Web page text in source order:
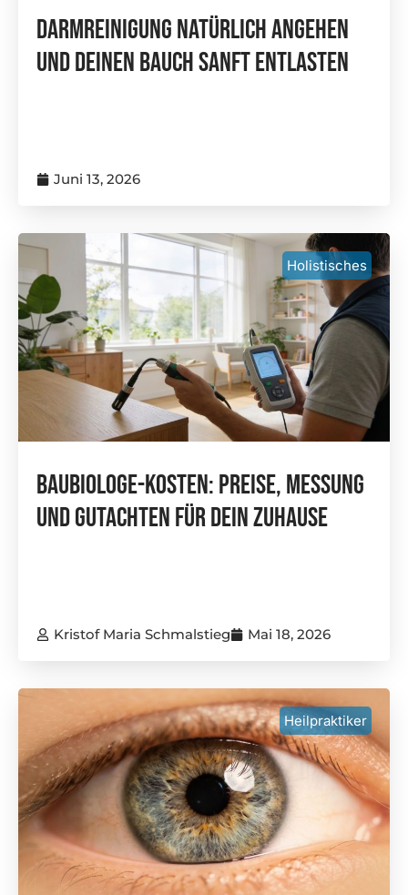
Darmreinigung Natürlich Angehen
Und Deinen Bauch Sanft Entlasten
Juni 13, 2026
Holistisches
Baubiologe-Kosten: Preise, Messung
Und Gutachten Für Dein Zuhause
Kristof Maria Schmalstieg Mai 18, 2026
Heilpraktiker